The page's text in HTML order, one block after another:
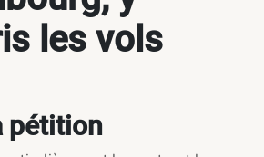
les vols
pétition